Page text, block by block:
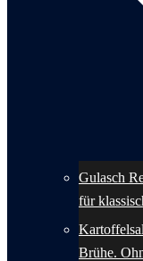
Gulasch
für
Brühe.